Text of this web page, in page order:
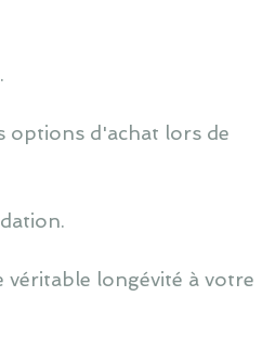
options d'achat lors de
véritable longévité à votre